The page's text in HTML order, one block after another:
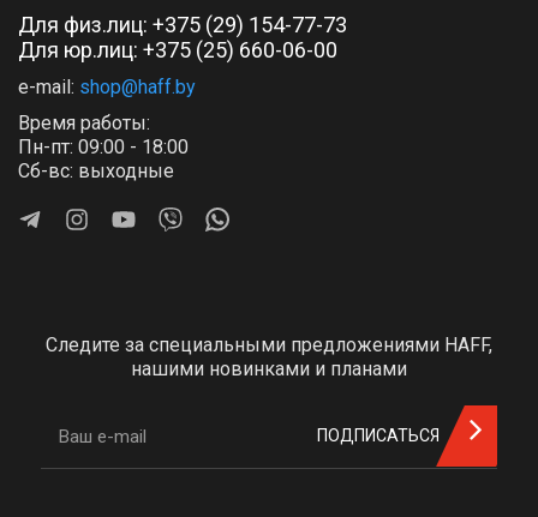
Для физ.лиц: +375 (29) 154-77-73
Для юр.лиц: +375 (25) 660-06-00
e-mail: shop@haff.by
Время работы:
Пн-пт: 09:00 - 18:00
Сб-вс: выходные
Следите за специальными предложениями HAFF,
нашими новинками и планами
ПОДПИСАТЬСЯ